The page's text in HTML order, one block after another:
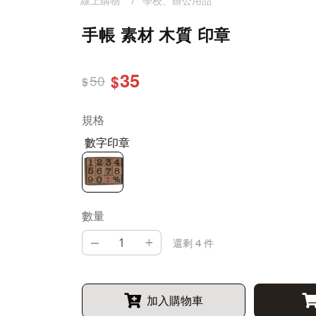
手帳 素材 木質 印章
$50 $35
規格
數字印章
數量
– + 還剩 4 件
加入購物車